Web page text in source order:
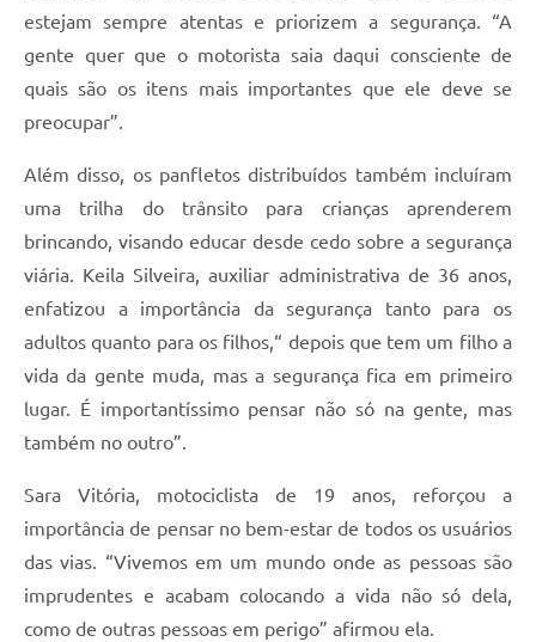
estejam sempre atentas e priorizem a segurança. “A
gente quer que o motorista saia daqui consciente de
quais são os itens mais importantes que ele deve se
preocupar”.
Além disso, os panfletos distribuídos também incluíram
uma trilha do trânsito para crianças aprenderem
brincando, visando educar desde cedo sobre a segurança
viária. Keila Silveira, auxiliar administrativa de 36 anos,
enfatizou a importância da segurança tanto para os
adultos quanto para os filhos,“ depois que tem um filho a
vida da gente muda, mas a segurança fica em primeiro
lugar. É importantíssimo pensar não só na gente, mas
também no outro”.
Sara Vitória, motociclista de 19 anos, reforçou a
importância de pensar no bem-estar de todos os usuários
das vias. “Vivemos em um mundo onde as pessoas são
imprudentes e acabam colocando a vida não só dela,
como de outras pessoas em perigo” afirmou ela.